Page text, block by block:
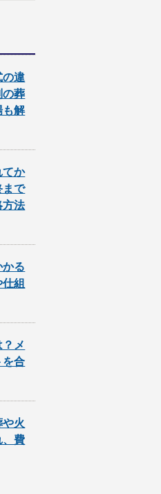
の違
の葬
も解
てか
まで
方法
かる
組
メ
を合
や火
、費